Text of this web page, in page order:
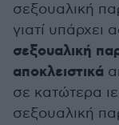
σεξουαλική
γιατί υπάρχει
σεξουαλική
αποκλειστικά
σε κατώτερα
σεξουαλική